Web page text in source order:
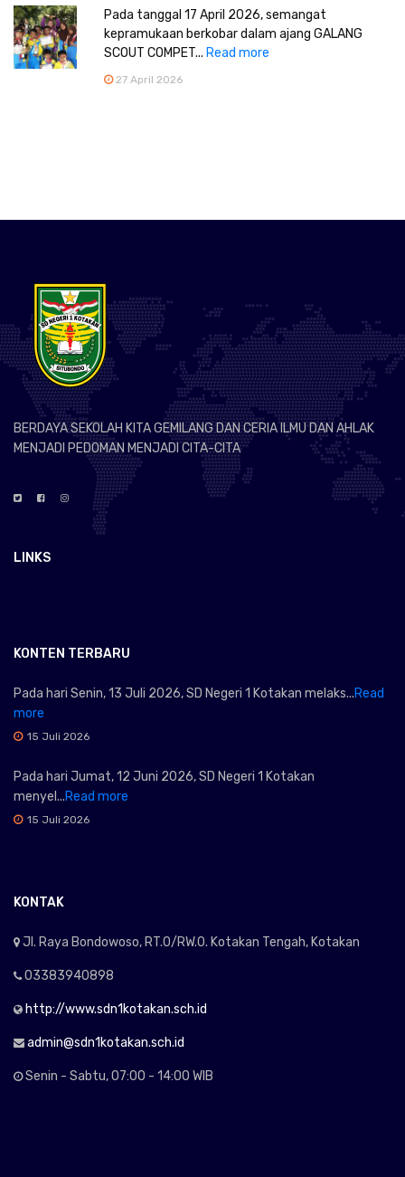
Pada tanggal 17 April 2026, semangat
kepramukaan berkobar dalam ajang GALANG
SCOUT COMPET... Read more
27 April 2026
BERDAYA SEKOLAH KITA GEMILANG DAN CERIA ILMU DAN AHLAK
MENJADI PEDOMAN MENJADI CITA-CITA
LINKS
KONTEN TERBARU
Pada hari Senin, 13 Juli 2026, SD Negeri 1 Kotakan melaks...Read
more
15 Juli 2026
Pada hari Jumat, 12 Juni 2026, SD Negeri 1 Kotakan
menyel...Read more
15 Juli 2026
KONTAK
Jl. Raya Bondowoso, RT.0/RW.0. Kotakan Tengah, Kotakan
03383940898
http://www.sdn1kotakan.sch.id
admin@sdn1kotakan.sch.id
Senin - Sabtu, 07:00 - 14:00 WIB